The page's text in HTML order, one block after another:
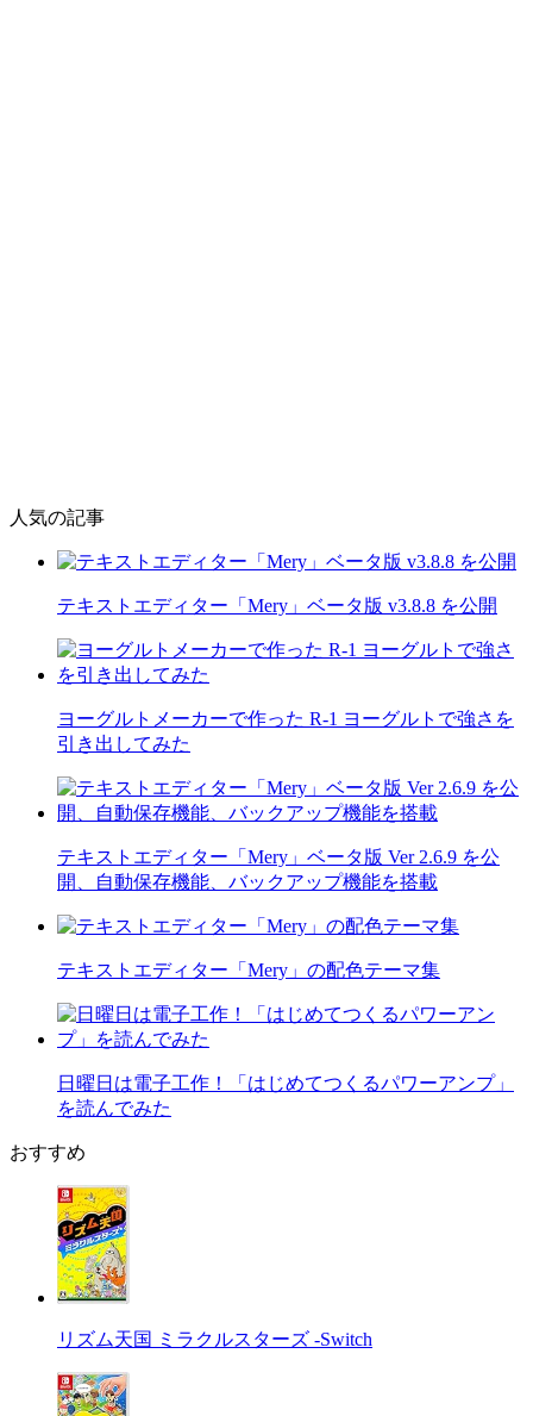
人気の記事
テキストエディター「Mery」ベータ版 v3.8.8 を公開
ヨーグルトメーカーで作った R-1 ヨーグルトで強さを
引き出してみた
テキストエディター「Mery」ベータ版 Ver 2.6.9 を公
開、自動保存機能、バックアップ機能を搭載
テキストエディター「Mery」の配色テーマ集
日曜日は電子工作！「はじめてつくるパワーアンプ」
を読んでみた
おすすめ
リズム天国 ミラクルスターズ -Switch